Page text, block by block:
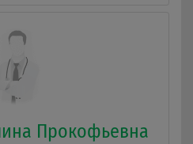
Прокофьевна